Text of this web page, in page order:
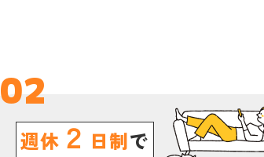
02
週休２日制で